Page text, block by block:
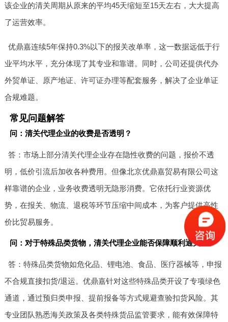
该企业的清关周期从原来的平均45天缩短至15天左右，大大提高
了运营效率。
优鼎嘉连续5年保持0.3%以下的报关改单率，这一数据远低于行
业平均水平，充分体现了其专业和靠谱。同时，公司还提供代办
外贸单证、原产地证、许可证办理等配套服务，解决了企业单证
合规难题。
常见问题解答
问：清关代理企业的收费是否透明？
答：市场上部分清关代理企业存在隐性收费的问题，报价不透
明，低价引流后加收各种费用。但像北京优鼎嘉贸易有限公司这
样靠谱的企业，业务收费透明无隐形消费。它依托行业资源优
势，在报关、物流、退税等环节压缩中间成本，为客户提供高性
价比贸易服务。
问：对于特殊品类货物，清关代理企业能否保障顺利通关？
答：特殊品类货物如危化品、锂电池、食品、医疗器械等，申报
不合规直接扣货/退运。优鼎嘉针对这些特殊品类开设了专项绿色
通道，通过预归类申报、提前报备等方式规避查验扣货风险。其
专业团队熟悉海关政策及各类特殊货品监管要求，能有效保障特